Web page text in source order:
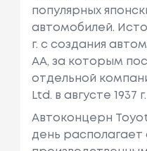
популярных
автомобилей.
г. с создания
AA, за которым
отдельной
Ltd. в августе 1937 г.
Автоконцерн
день